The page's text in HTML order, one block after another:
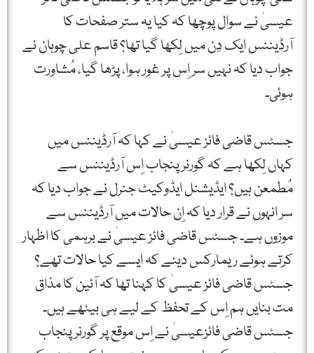
عیسیٰ نے سوال پوچھا کہ کیا یہ ستر صفحات کا
آرڈیننس ایک دِن میں لِکھا گیا تھا؟ قاسم علی چوہان نے
جواب دیا کہ نہیں سر اِس پر غور ہوا، پڑھا گیا، مُشاورت
ہوئی۔
جسٹس قاضی فائز عیسیٰ نے کہا کہ آرڈیننس میں
کہاں لِکھا ہے کہ گورنر پنجاب اِس آرڈیننس سے
مُطمعن ہیں؟ ایڈیشنل ایڈوکیٹ جنرل نے جواب دیا کہ
سر انہوں نے قرار دیا کہ اِن حالات میں آرڈیننس سے
موزوں ہے۔ جسٹس قاضی فائز عیسیٰ نے برہمی کا اظہار
کرتے ہوئے ریمارکس دیئے کہ ایسے کیا حالات تھے؟
جسٹس قاضی فائز عیسیٰ کا کہنا تھا کہ آئین کا مذاق
مت بنایں ہم اِس کے تحفظ کے لیے ہی بیٹھے ہیں۔
جسٹس قاضی فائزعیسیٰ نے اِس موقع پر گورنر پنجاب